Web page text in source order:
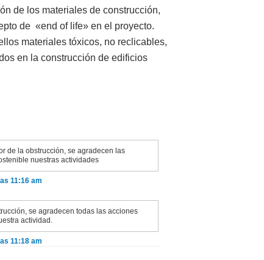
de los materiales de construcción,
de «end of life» en el proyecto.
materiales tóxicos, no reclicables,
en la construcción de edificios
de la obstrucción, se agradecen las
nuestras actividades
11:16 am
se agradecen todas las acciones
actividad.
11:18 am